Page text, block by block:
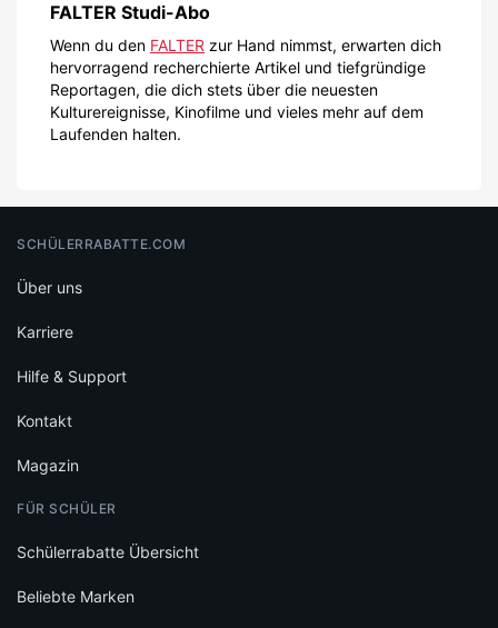
FALTER Studi-Abo
Wenn du den FALTER zur Hand nimmst, erwarten dich
hervorragend recherchierte Artikel und tiefgründige
Reportagen, die dich stets über die neuesten
Kulturereignisse, Kinofilme und vieles mehr auf dem
Laufenden halten.
SCHÜLERRABATTE.COM
Über uns
Karriere
Hilfe & Support
Kontakt
Magazin
FÜR SCHÜLER
Schülerrabatte Übersicht
Beliebte Marken